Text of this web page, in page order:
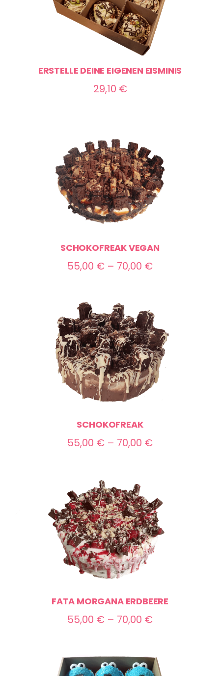
ERSTELLE DEINE EIGENEN EISMINIS
29,10 €
SCHOKOFREAK VEGAN
55,00 € – 70,00 €Preisspanne:
70,00 €
SCHOKOFREAK
55,00 € – 70,00 €Preisspanne:
FATA MORGANA ERDBEERE
55,00 € – 70,00 €Preisspanne:
70,00 €